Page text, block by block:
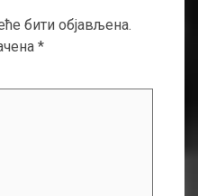
бити објављена.
*